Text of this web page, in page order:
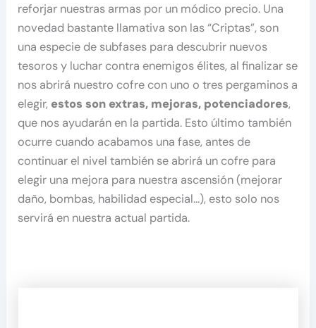
reforjar nuestras armas por un módico precio. Una
novedad bastante llamativa son las “Criptas”, son
una especie de subfases para descubrir nuevos
tesoros y luchar contra enemigos élites, al finalizar se
nos abrirá nuestro cofre con uno o tres pergaminos a
elegir, estos son extras, mejoras, potenciadores,
que nos ayudarán en la partida. Esto último también
ocurre cuando acabamos una fase, antes de
continuar el nivel también se abrirá un cofre para
elegir una mejora para nuestra ascensión (mejorar
daño, bombas, habilidad especial…), esto solo nos
servirá en nuestra actual partida.